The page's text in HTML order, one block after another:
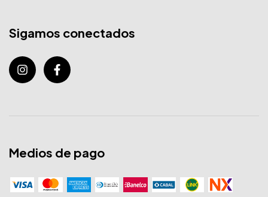
Sigamos conectados
Medios de pago